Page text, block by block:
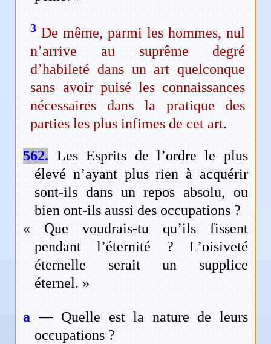
3 De même, parmi les hommes, nul
n’arrive au suprême degré
d’habileté dans un art quelconque
sans avoir puisé les connaissances
nécessaires dans la pratique des
parties les plus infimes de cet art.
562. Les Esprits de l’ordre le plus
élevé n’ayant plus rien à acquérir
sont-ils dans un repos absolu, ou
bien ont-ils aussi des occupations ?
« Que voudrais-tu qu’ils fissent
pendant l’éternité ? L’oisiveté
éternelle serait un supplice
éternel. »
a — Quelle est la nature de leurs
occupations ?